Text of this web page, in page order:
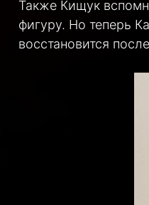
Также Кищук
фигуру. Но теперь
восстановится